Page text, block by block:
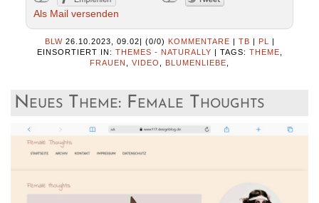
Als Mail versenden
BLW 26.10.2023, 09.02| (0/0) KOMMENTARE | TB | PL
|
EINSORTIERT IN: THEMES - NATURALLY | TAGS: THEME
FRAUEN
VIDEO BLUMENLIEBE
Neues Theme: Female Thoughts